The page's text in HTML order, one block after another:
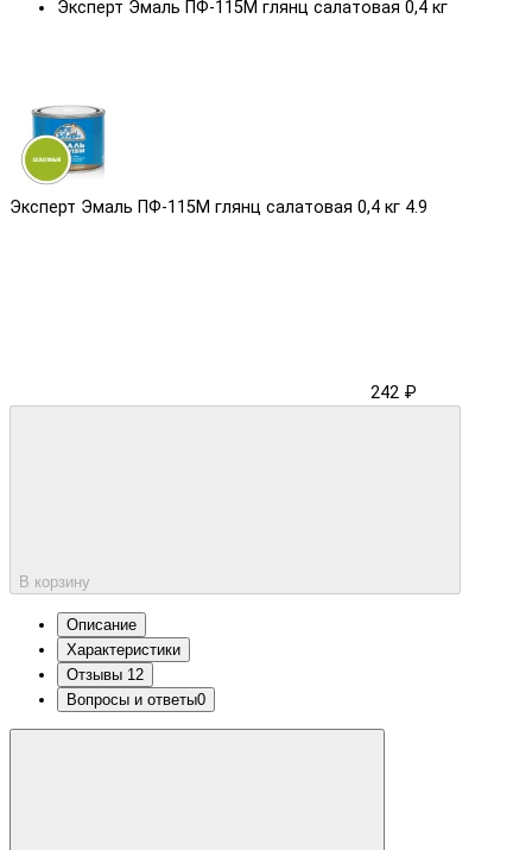
Эксперт Эмаль ПФ-115М глянц салатовая 0,4 кг
Эксперт Эмаль ПФ-115М глянц салатовая 0,4 кг 4.9
242 ₽
В корзину
Описание
Характеристики
Отзывы 12
Вопросы и ответы0